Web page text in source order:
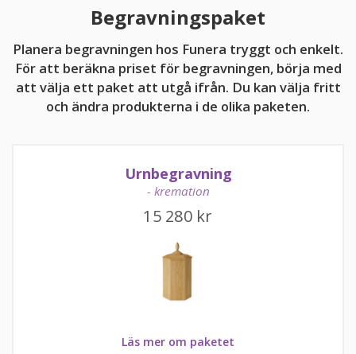
11:00 - 15:00
kundtjanst@funera.se
Begravningspaket
Planera begravningen hos Funera tryggt och enkelt.
För att beräkna priset för begravningen, börja med
att välja ett paket att utgå ifrån. Du kan välja fritt
och ändra produkterna i de olika paketen.
Urnbegravning
- kremation
15 280 kr
Läs mer om paketet